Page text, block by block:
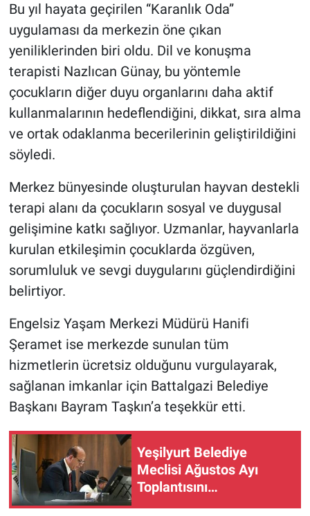
Bu yıl hayata geçirilen “Karanlık Oda”
uygulaması da merkezin öne çıkan
yeniliklerinden biri oldu. Dil ve konuşma
terapisti Nazlıcan Günay, bu yöntemle
çocukların diğer duyu organlarını daha aktif
kullanmalarının hedeflendiğini, dikkat, sıra alma
ve ortak odaklanma becerilerinin geliştirildiğini
söyledi.
Merkez bünyesinde oluşturulan hayvan destekli
terapi alanı da çocukların sosyal ve duygusal
gelişimine katkı sağlıyor. Uzmanlar, hayvanlarla
kurulan etkileşimin çocuklarda özgüven,
sorumluluk ve sevgi duygularını güçlendirdiğini
belirtiyor.
Engelsiz Yaşam Merkezi Müdürü Hanifi
Şeramet ise merkezde sunulan tüm
hizmetlerin ücretsiz olduğunu vurgulayarak,
sağlanan imkanlar için Battalgazi Belediye
Başkanı Bayram Taşkın’a teşekkür etti.
Yeşilyurt Belediye
Meclisi Ağustos Ayı
Toplantısını
Gerçekleştirdi